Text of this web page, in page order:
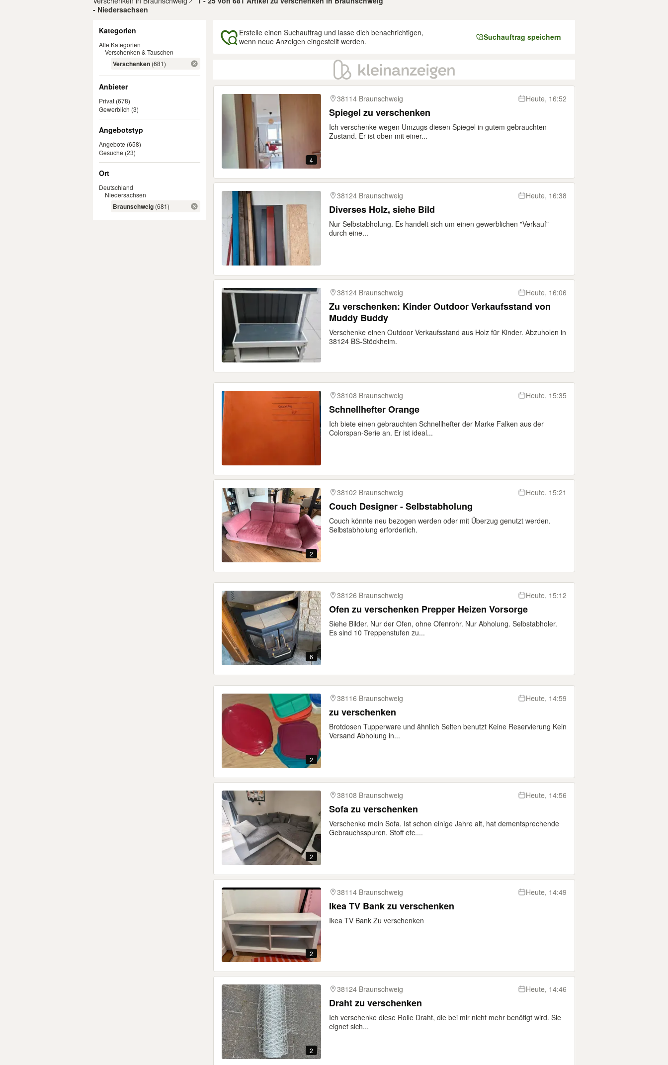
- Niedersachsen
Kategorien
Alle Kategorien
Verschenken & Tauschen
Verschenken (681)
Anbieter
Privat (678)
Gewerblich (3)
Angebotstyp
Angebote (658)
Gesuche (23)
Ort
Deutschland
Niedersachsen
Braunschweig (681)
Erstelle einen Suchauftrag und lasse dich benachrichtigen,
wenn neue Anzeigen eingestellt werden.
Suchauftrag speichern
Ergebnisse
4
38114 Braunschweig Heute, 16:52
Spiegel zu verschenken
Ich verschenke wegen Umzugs diesen Spiegel in gutem gebrauchten
Zustand. Er ist oben mit einer...
38124 Braunschweig Heute, 16:38
Diverses Holz, siehe Bild
Nur Selbstabholung. Es handelt sich um einen gewerblichen "Verkauf"
durch eine...
38124 Braunschweig Heute, 16:06
Zu verschenken: Kinder Outdoor Verkaufsstand von
Muddy Buddy
Verschenke einen Outdoor Verkaufsstand aus Holz für Kinder. Abzuholen in
38124 BS-Stöckheim.
38108 Braunschweig Heute, 15:35
Schnellhefter Orange
Ich biete einen gebrauchten Schnellhefter der Marke Falken aus der
Colorspan-Serie an. Er ist ideal...
2
38102 Braunschweig Heute, 15:21
Couch Designer - Selbstabholung
Couch könnte neu bezogen werden oder mit Überzug genutzt werden.
Selbstabholung erforderlich.
6
38126 Braunschweig Heute, 15:12
Ofen zu verschenken Prepper Heizen Vorsorge
Siehe Bilder. Nur der Ofen, ohne Ofenrohr. Nur Abholung. Selbstabholer.
Es sind 10 Treppenstufen zu...
2
38116 Braunschweig Heute, 14:59
zu verschenken
Brotdosen Tupperware und ähnlich Selten benutzt Keine Reservierung Kein
Versand Abholung in...
2
38108 Braunschweig Heute, 14:56
Sofa zu verschenken
Verschenke mein Sofa. Ist schon einige Jahre alt, hat dementsprechende
Gebrauchsspuren. Stoff etc....
2
38114 Braunschweig Heute, 14:49
Ikea TV Bank zu verschenken
Ikea TV Bank Zu verschenken
2
38124 Braunschweig Heute, 14:46
Draht zu verschenken
Ich verschenke diese Rolle Draht, die bei mir nicht mehr benötigt wird. Sie
eignet sich...